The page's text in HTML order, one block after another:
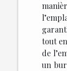
tout
de
un